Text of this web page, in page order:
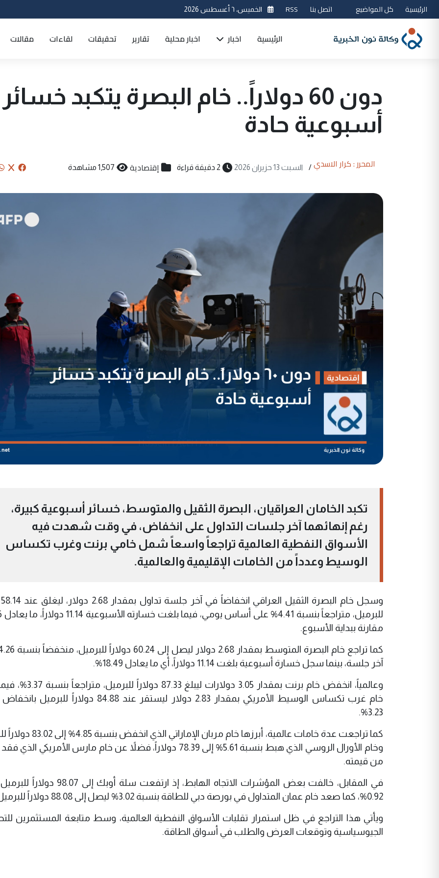
الرئيسية كل المواضيع اتصل بنا RSS الخميس، ٦ أغسطس 2026
الرئيسية اخبار اخبار محلية تقارير تحقيقات لقاءات مقالات
دون 60 دولاراً.. خام البصرة يتكبد خسائر
أسبوعية حادة
المحرر : كرار الاسدي / السبت 13 حزيران 2026 2 دقيقة قراءة إقتصادية 1,507 مشاهدة
تكبد الخامان العراقيان، البصرة الثقيل والمتوسط، خسائر أسبوعية كبيرة،
رغم إنهائهما آخر جلسات التداول على انخفاض، في وقت شهدت فيه
الأسواق النفطية العالمية تراجعاً واسعاً شمل خامي برنت وغرب تكساس
الوسيط وعدداً من الخامات الإقليمية والعالمية.
مقارنة ببداية الأسبوع.
آخر جلسة، بينما سجل خسارة أسبوعية بلغت 11.14 دولاراً، أي ما يعادل 18.49%.
وعالمياً، انخفض خام برنت بمقدار 3.05 دولارات
خام غرب تكساس الوسيط الأمريكي بمقدار 2.83 دولار ليستقر عند 84.88 دولاراً
3.23%.
كما تراجعت عدة خامات عالمية، أبرزها خام مربان
من قيمته.
في المقابل، خالفت بعض المؤشرات الاتجاه الهابط، إذ ارتفعت سلة
0.92%، كما صعد خام عمان المتداول في بورصة دبي للطاقة بنسبة 3.02% ليصل إلى 88.08 دولاراً للبرميل.
ويأتي هذا التراجع في ظل استمرار تقلبات الأسواق النفطية العالمية، وسط متابعة المستثمرين
الجيوسياسية وتوقعات العرض والطلب في أسواق الطاقة.